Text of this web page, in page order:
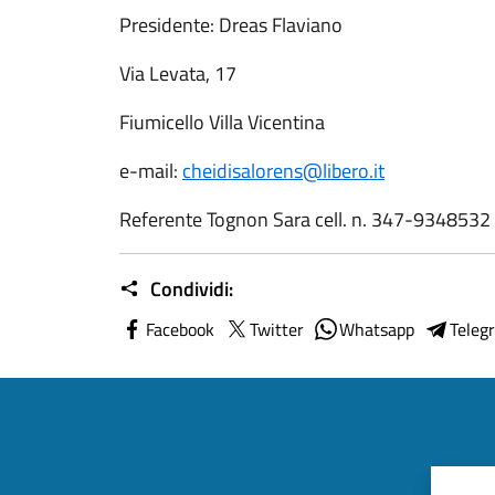
Presidente: Dreas Flaviano
Via Levata, 17
Fiumicello Villa Vicentina
e-mail: cheidisalorens@libero.it
Referente Tognon Sara cell. n. 347-9348532
Condividi:
Facebook Twitter Whatsapp